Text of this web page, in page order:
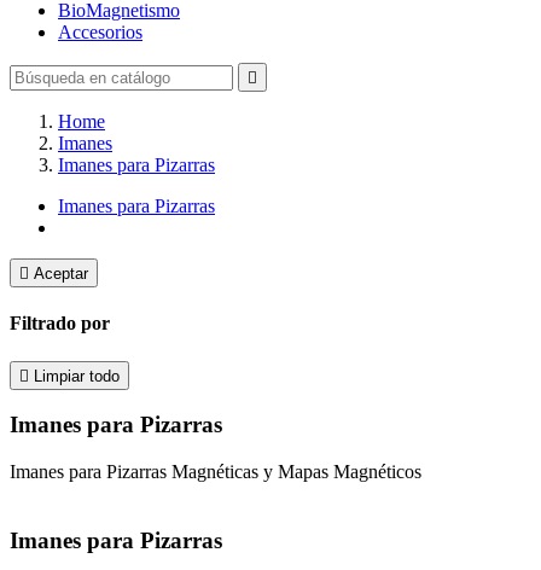
BioMagnetismo
Accesorios

Home
Imanes
Imanes para Pizarras
Imanes para Pizarras
 Aceptar
Filtrado por
 Limpiar todo
Imanes para Pizarras
Imanes para Pizarras Magnéticas y Mapas Magnéticos
Imanes para Pizarras